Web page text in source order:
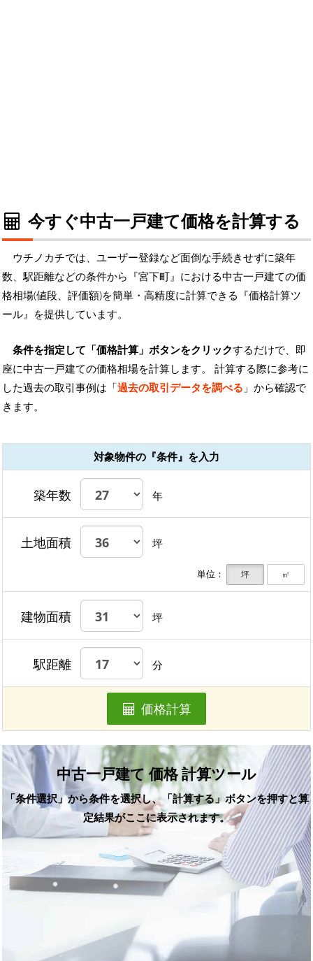
今すぐ中古一戸建て価格を計算する
ウチノカチでは、ユーザー登録など面倒な手続きせずに築年
数、駅距離などの条件から『宮下町』における中古一戸建ての価
格相場(値段、評価額)を簡単・高精度に計算できる『価格計算ツ
ール』を提供しています。
条件を指定して「価格計算」ボタンをクリックするだけで、即
座に中古一戸建ての価格相場を計算します。 計算する際に参考に
した過去の取引事例は「過去の取引データを調べる 」から確認で
きます。
対象物件の『条件』を入力
築年数 年
土地面積 坪
単位： 坪 ㎡
建物面積 坪
駅距離 分
価格計算
中古一戸建て 価格 計算ツール
「条件選択」から条件を選択し、「計算する」ボタンを押すと算
定結果がここに表示されます。